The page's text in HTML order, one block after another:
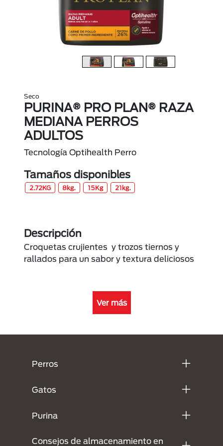
Seco
PURINA® PRO PLAN® RAZA
MEDIANA PERROS
ADULTOS
Tecnología Optihealth Perro
Tamaños disponibles
2.72KG 8kg. 15Kg 21kg.
Descripción
Croquetas crujientes y trozos tiernos y
rallados para un sabor y textura deliciosos
Ver más
Perros
Gatos
Purina
Consejos de almacenamiento en